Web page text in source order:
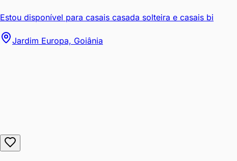
Estou disponível para casais casada solteira e casais bi
Jardim Europa, Goiânia